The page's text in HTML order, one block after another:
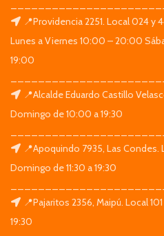
📍Providencia 2251. Local 024 y
Lunes a Viernes 10:00 – 20:00
19:00
📍Alcalde Eduardo Castillo
Domingo de 10:00 a 19:30
📍Apoquindo 7935, Las Condes.
Domingo de 11:30 a 19:30
📍Pajaritos 2356, Maipú. Local
19:30